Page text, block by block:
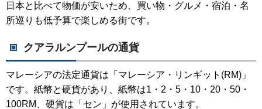
日本と比べて物価が安いため、買い物・グルメ・宿泊・名
所巡りも低予算で楽しめる街です。
クアラルンプールの通貨
マレーシアの法定通貨は「マレーシア・リンギット(RM)」
です。紙幣と硬貨があり、紙幣は1・2・5・10・20・50・
100RM、硬貨は「セン」が使用されています。